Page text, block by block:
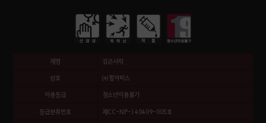
제명 검은사막
상호 ㈜펄어비스
이용등급 청소년이용불가
등급분류번호 제CC-NP-140409-005호